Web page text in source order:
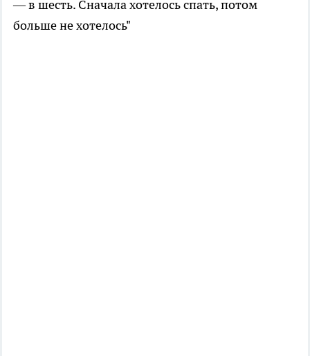
— в шесть. Сначала хотелось спать, потом
больше не хотелось"